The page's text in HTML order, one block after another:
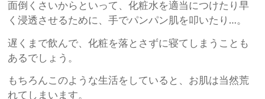
面倒くさいからといって、化粧水を適当につけたり早
く浸透させるために、手でパンパン肌を叩いたり…。
遅くまで飲んで、化粧を落とさずに寝てしまうことも
あるでしょう。
もちろんこのような生活をしていると、お肌は当然荒
れてしまいます。